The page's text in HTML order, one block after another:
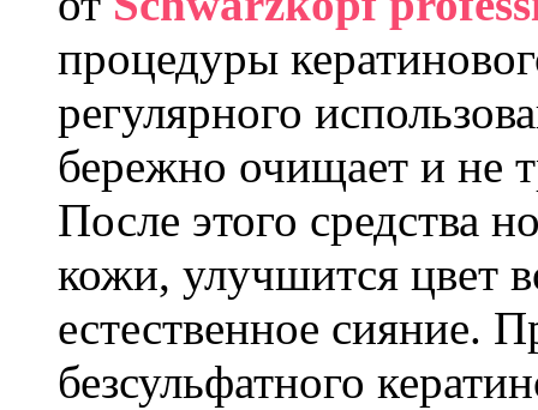
процедуры
регулярного
бережно очищает и не
После этого средства
кожи, улучшится цвет
естественное сияние.
безсульфатного